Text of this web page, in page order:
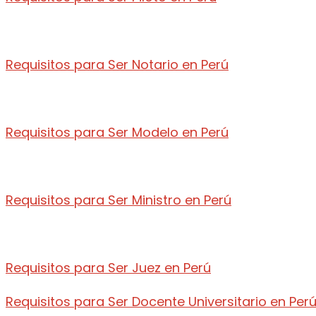
Requisitos para Ser Notario en Perú
Requisitos para Ser Modelo en Perú
Requisitos para Ser Ministro en Perú
Requisitos para Ser Juez en Perú
Requisitos para Ser Docente Universitario en Perú